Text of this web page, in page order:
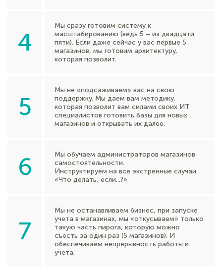
4
Мы сразу готовим систему к
масштабированию (ведь 5 – из двадцати
пяти). Если даже сейчас у вас первые 5
магазинов, мы готовим архитектуру,
которая позволит.
5
Мы не «подсаживаем» вас на свою
поддержку. Мы даем вам методику,
которая позволит вам силами своих ИТ
специалистов готовить базы для новых
магазинов и открывать их далее.
6
Мы обучаем администраторов магазинов
самостоятельности.
Инструктируем на все экстренные случаи
«Что делать, если...?»
7
Мы не останавливаем бизнес, при запуске
учета в магазинах, мы «откусываем» только
такую часть пирога, которую можно
съесть за один раз (5 магазинов). И
обеспечиваем непрерывность работы и
учета.